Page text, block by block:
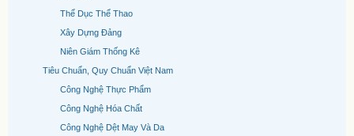
Thể Dục Thể Thao
Xây Dựng Đảng
Niên Giám Thống Kê
Tiêu Chuẩn, Quy Chuẩn Việt Nam
Công Nghệ Thực Phẩm
Công Nghệ Hóa Chất
Công Nghệ Dệt May Và Da